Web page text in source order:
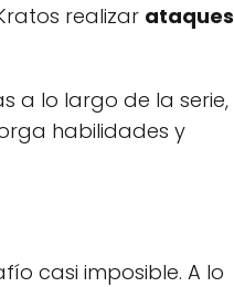
realizar ataques
a lo largo de la serie,
habilidades y
casi imposible. A lo